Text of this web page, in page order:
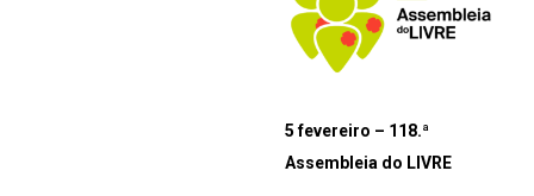
5 fevereiro – 118.ª
Assembleia do LIVRE